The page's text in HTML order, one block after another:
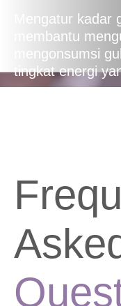
Mengatur kadar
membantu
mengonsumsi
tingkat energi